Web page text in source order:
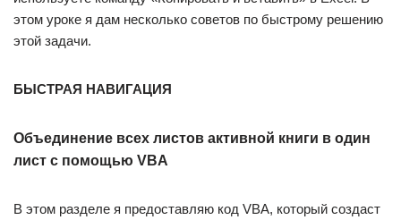
этом уроке я дам несколько советов по быстрому решению
этой задачи.
БЫСТРАЯ НАВИГАЦИЯ
Объединение всех листов активной книги в один
лист с помощью VBA
В этом разделе я предоставляю код VBA, который создаст